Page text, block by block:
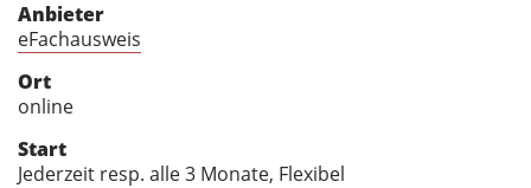
Anbieter
eFachausweis
Ort
online
Start
Jederzeit resp. alle 3 Monate, Flexibel